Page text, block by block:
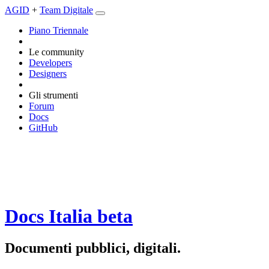
AGID + Team Digitale
Piano Triennale
Le community
Developers
Designers
Gli strumenti
Forum
Docs
GitHub
Docs Italia beta
Documenti pubblici, digitali.